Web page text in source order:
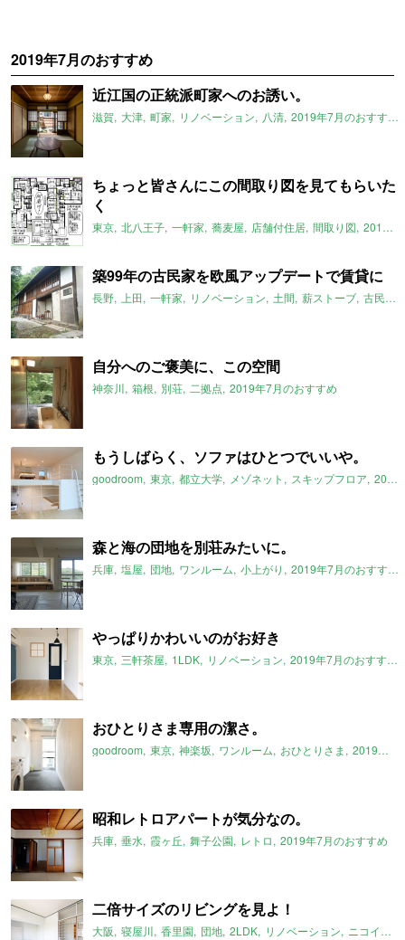
2019年7月のおすすめ
近江国の正統派町家へのお誘い。
滋賀 大津 町家 リノベーション 八清 2019年7月のおすすめ
ちょっと皆さんにこの間取り図を見てもらいた
く
東京 北八王子 一軒家 蕎麦屋 店舗付住居 間取り図 2019年7月のおすすめ
築99年の古民家を欧風アップデートで賃貸に
長野 上田 一軒家 リノベーション 土間 薪ストーブ 古民家
自分へのご褒美に、この空間
神奈川 箱根 別荘 二拠点 2019年7月のおすすめ
もうしばらく、ソファはひとつでいいや。
goodroom 東京 都立大学 メゾネット スキップフロア 2019年7月のおすすめ
森と海の団地を別荘みたいに。
兵庫 塩屋 団地 ワンルーム 小上がり 2019年7月のおすすめ
やっぱりかわいいのがお好き
東京 三軒茶屋 1LDK リノベーション 2019年7月のおすすめ
おひとりさま専用の潔さ。
goodroom 東京 神楽坂 ワンルーム おひとりさま 2019年7月のおすすめ
昭和レトロアパートが気分なの。
兵庫 垂水 霞ヶ丘 舞子公園 レトロ 2019年7月のおすすめ
二倍サイズのリビングを見よ！
大阪 寝屋川 香里園 団地 2LDK リノベーション ニコイチ